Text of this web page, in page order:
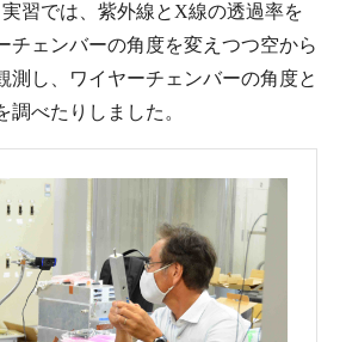
習では、紫外線とX線の透過率を
チェンバーの角度を変えつつ空から
測し、ワイヤーチェンバーの角度と
べたりしました。